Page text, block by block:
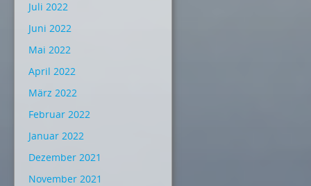
Juli 2022
Juni 2022
Mai 2022
April 2022
März 2022
Februar 2022
Januar 2022
Dezember 2021
November 2021